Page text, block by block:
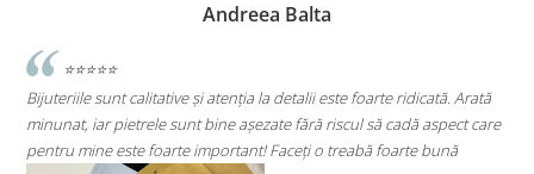
Andreea Balta
⭐⭐⭐⭐⭐
Bijuteriile sunt calitative și atenția la detalii este foarte ridicată. Arată
minunat, iar pietrele sunt bine așezate fără riscul să cadă aspect care
pentru mine este foarte important! Faceți o treabă foarte bună